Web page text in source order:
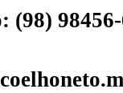
(98)